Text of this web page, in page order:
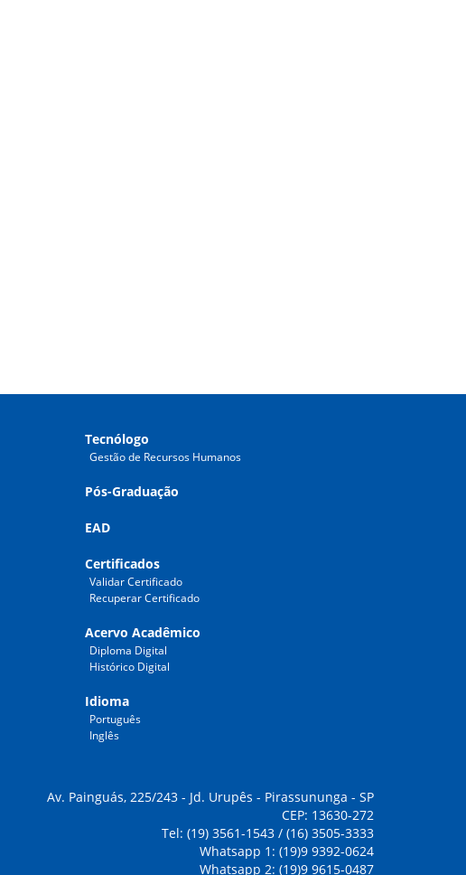
Tecnólogo
Gestão de Recursos Humanos
Pós-Graduação
EAD
Certificados
Validar Certificado
Recuperar Certificado
Acervo Acadêmico
Diploma Digital
Histórico Digital
Idioma
Português
Inglês
Av. Painguás, 225/243 - Jd. Urupês - Pirassununga - SP
CEP: 13630-272
Tel: (19) 3561-1543 / (16) 3505-3333
Whatsapp 1: (19)9 9392-0624
Whatsapp 2: (19)9 9615-0487